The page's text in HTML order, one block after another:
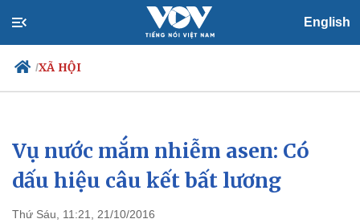
English
/XÃ HỘI
Chính trị
Đảng
Tổ chức nhân sự
Xã hội
Tin 24h
Dự báo thời tiết
Vụ nước mắm nhiễm asen: Có
dấu hiệu câu kết bất lương
Thứ Sáu, 11:21, 21/10/2016